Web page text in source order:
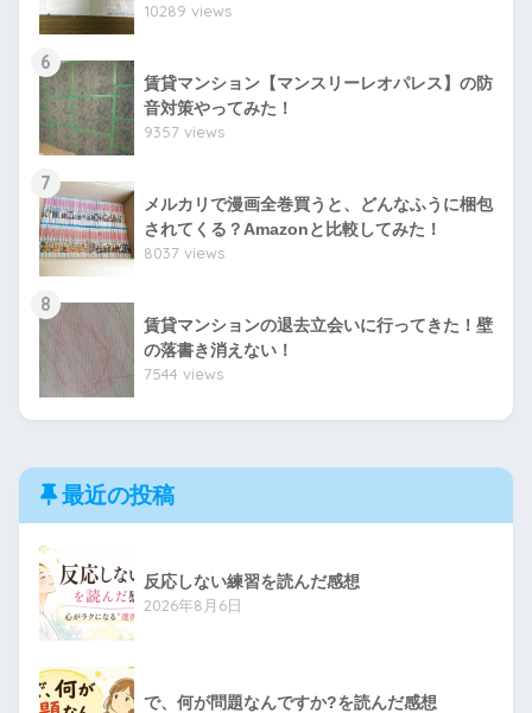
10289 views
6
賃貸マンション【マンスリーレオパレス】の防
音対策やってみた！
9357 views
7
メルカリで漫画全巻買うと、どんなふうに梱包
されてくる？Amazonと比較してみた！
8037 views
8
賃貸マンションの退去立会いに行ってきた！壁
の落書き消えない！
7544 views
最近の投稿
反応しない練習を読んだ感想
2026年8月6日
で、何が問題なんですか?を読んだ感想